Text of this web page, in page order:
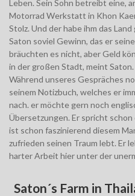
Leben. Sein Sohn betreibt eine,
Motorrad Werkstatt in Khon
Stolz. Und der habe ihm das
Saton soviel Gewinn, das er
bräuchten es nicht, aber Geld
in der großen Stadt, meint Saton.
Während unseres Gespräches
seinem Notizbuch, welches er
nach. er möchte gern noch
Übersetzungen. Er spricht
ist schon faszinierend diesem
zufrieden seinen Traum lebt. Er
harter Arbeit hier unter der
Saton´s Farm in